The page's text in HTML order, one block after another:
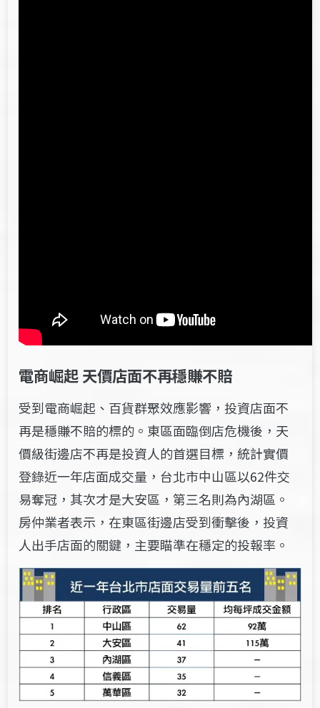
電商崛起 天價店面不再穩賺不賠
受到電商崛起、百貨群聚效應影響，投資店面不
再是穩賺不賠的標的。東區面臨倒店危機後，天
價級街邊店不再是投資人的首選目標，統計實價
登錄近一年店面成交量，台北市中山區以62件交
易奪冠，其次才是大安區，第三名則為內湖區。
房仲業者表示，在東區街邊店受到衝擊後，投資
人出手店面的關鍵，主要瞄準在穩定的投報率。